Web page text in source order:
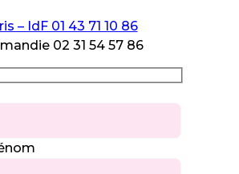
– IdF 01 43 71 10 86
02 31 54 57 86